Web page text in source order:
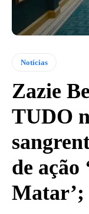
Notícias
Zazie
TUDO
de ação